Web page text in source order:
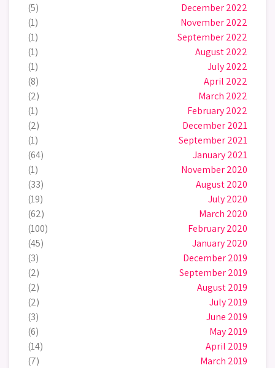
December 2022
(5)
November 2022
(1)
September 2022
(1)
August 2022
(1)
July 2022
(1)
April 2022
(8)
March 2022
(2)
February 2022
(1)
December 2021
(2)
September 2021
(1)
January 2021
(64)
November 2020
(1)
August 2020
(33)
July 2020
(19)
March 2020
(62)
February 2020
(100)
January 2020
(45)
December 2019
(3)
September 2019
(2)
August 2019
(2)
July 2019
(2)
June 2019
(3)
May 2019
(6)
April 2019
(14)
March 2019
(7)